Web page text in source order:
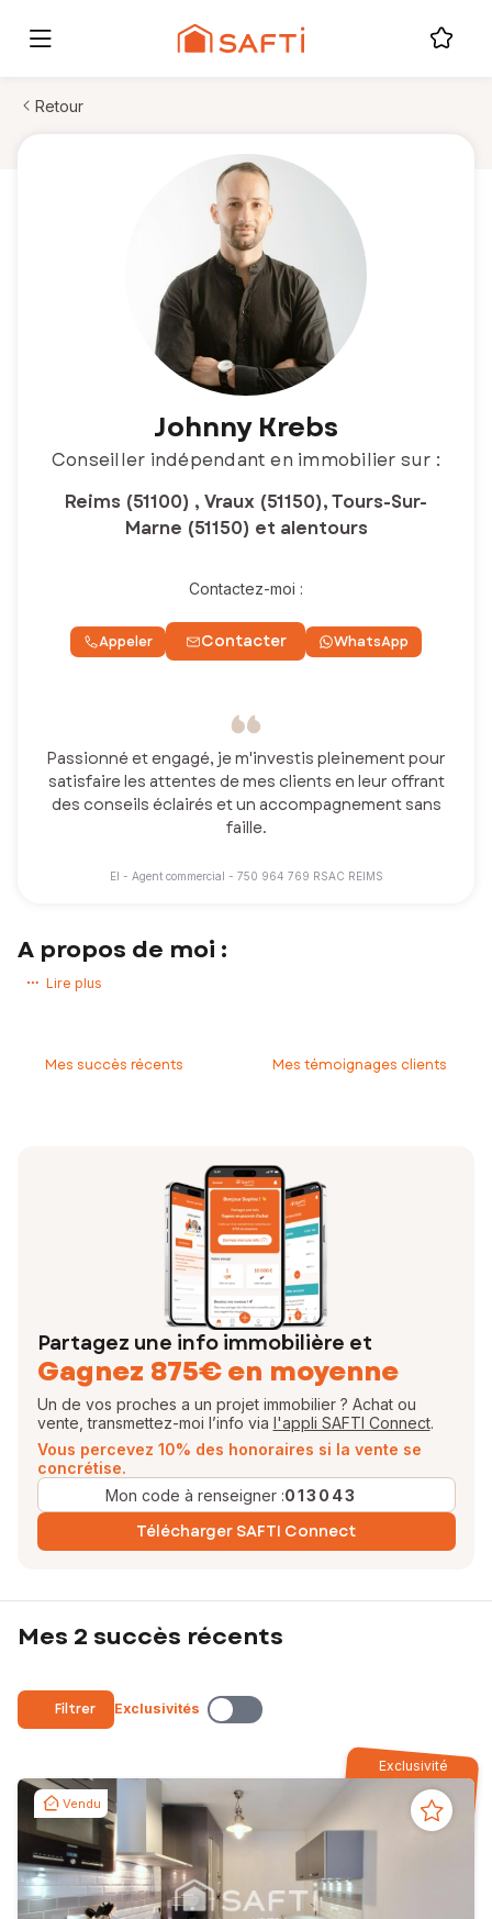
Retour
Johnny Krebs
Conseiller indépendant en immobilier sur :
Reims (51100) , Vraux (51150), Tours-Sur-
Marne (51150) et alentours
Contactez-moi :
Appeler Contacter WhatsApp
Passionné et engagé, je m'investis pleinement pour
satisfaire les attentes de mes clients en leur offrant
des conseils éclairés et un accompagnement sans
faille.
EI - Agent commercial - 750 964 769 RSAC REIMS
A propos de moi :
Vous avez un projet immobilier en tête ? Que vous souhaitiez acheter
garantir que leurs projets immobiliers se concrétisent dans les
assuré d’un accompagnement complet pour la vente ou l'achat de
N’hésitez pas à me contacter !
Votre conseiller en immobilier SAFTI.
EI - Agent commercial - 750 964 769 RSAC REIMS
Lire plus
Mes succès récents Mes témoignages clients
Partagez une info immobilière et
Gagnez 875€ en moyenne
Un de vos proches a un projet immobilier ? Achat ou
vente, transmettez-moi l’info via l'appli SAFTI Connect.
Vous percevez 10% des honoraires si la vente se
concrétise.
Mon code à renseigner :013043
Télécharger SAFTI Connect
Mes 2 succès récents
Filtrer Exclusivités
Exclusivité
Vendu